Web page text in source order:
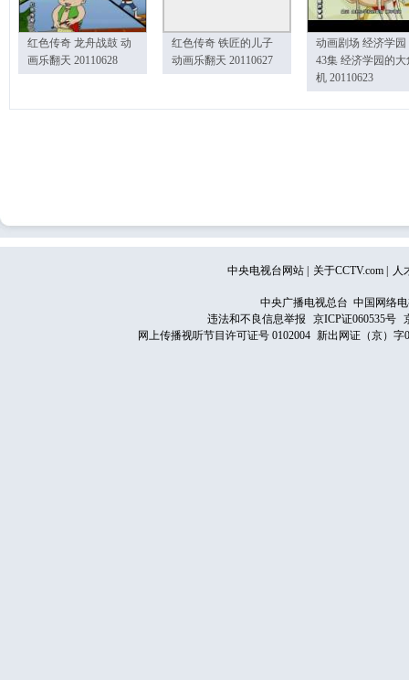
红色传奇 龙舟战鼓 动
画乐翻天 20110628
红色传奇 铁匠的儿子
动画乐翻天 20110627
动画剧场 经济学园
43集 经济学园的大
机 20110623
中央电视台网站 关于CCTV.com 人
中央广播电视总台 中国网络
违法和不良信息举报
京ICP证060535号
网上传播视听节目许可证号 0102004 新出网证（京）